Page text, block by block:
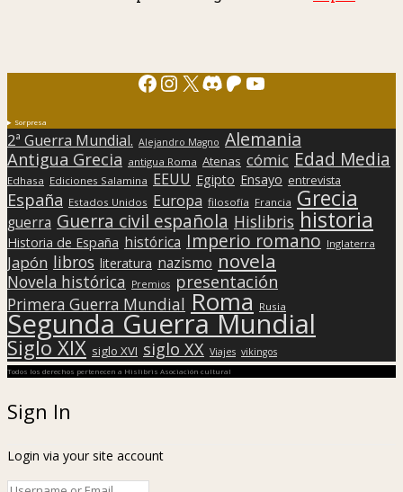
Facebook
Instagram
X Discord
Patreon
YouTube
Sorpresa
2ª Guerra Mundial. Alejandro Magno Alemania
Antigua Grecia antigua Roma Atenas cómic Edad Media
Edhasa Ediciones Salamina EEUU Egipto Ensayo entrevista
España Estados Unidos Europa filosofía Francia Grecia
guerra Guerra civil española Hislibris historia
Historia de España histórica Imperio romano Inglaterra
Japón libros literatura nazismo novela
Novela histórica Premios presentación
Primera Guerra Mundial Roma Rusia
Segunda Guerra Mundial
Siglo XIX siglo XVI siglo XX Viajes vikingos
Todos los derechos pertenecen a Hislibris Asociación cultural
Sign In
Login via your site account